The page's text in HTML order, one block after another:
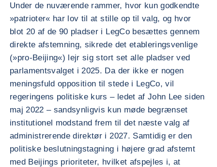
Under de nuværende rammer, hvor kun godkendte
»patrioter« har lov til at stille op til valg, og hvor
blot 20 af de 90 pladser i LegCo besættes gennem
direkte afstemning, sikrede det etableringsvenlige
(»pro-Beijing«) lejr sig stort set alle pladser ved
parlamentsvalget i 2025. Da der ikke er nogen
meningsfuld opposition til stede i LegCo, vil
regeringens politiske kurs – ledet af John Lee siden
maj 2022 – sandsynligvis kun møde begrænset
institutionel modstand frem til det næste valg af
administrerende direktør i 2027. Samtidig er den
politiske beslutningstagning i højere grad afstemt
med Beijings prioriteter, hvilket afspejles i, at